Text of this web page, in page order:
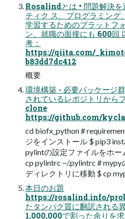
Rosalindとは • 問題解決を
ティク ス、プログラミング
学習するためのプラットフ
ン、就職の面接にも 600回
考：
https://qiita.com/
b83dd7dc412
概要
環境構築 - 必要パッケージ
されているレポジトリから
clone
https://github.com/
cd biofx_python #
ジをインストール $ pip3
pylintの設定ファイルをホ
cp pylintrc ~/.pylintrc #
ディレクトリに移動 $ cp
本日のお題
https://rosalind.info/
たタンパク質に翻訳される
1,000,000で割った余りを求